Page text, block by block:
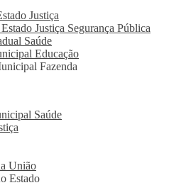
Justiça
Justiça Segurança Pública
Saúde
Educação
Fazenda
Saúde
União
Estado